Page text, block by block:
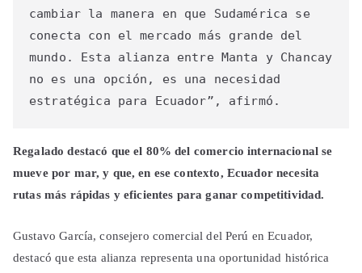
cambiar la manera en que Sudamérica se
conecta con el mercado más grande del
mundo. Esta alianza entre Manta y Chancay
no es una opción, es una necesidad
estratégica para Ecuador”, afirmó.
Regalado destacó que el 80% del comercio internacional se
mueve por mar, y que, en ese contexto, Ecuador necesita
rutas más rápidas y eficientes para ganar competitividad.
Gustavo García, consejero comercial del Perú en Ecuador,
destacó que esta alianza representa una oportunidad histórica